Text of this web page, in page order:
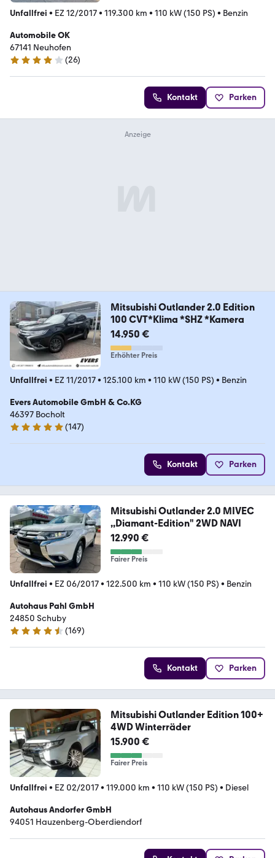
Unfallfrei • EZ 12/2017• 119.300 km • 110 kW (150 PS) • Benzin
Automobile OK
67141 Neuhofen
4 Sterne
(26)
Kontakt Parken
Mitsubishi Outlander 2.0 Edition
100 CVT*Klima *SHZ *Kamera
14.950 €
Erhöhter Preis
Unfallfrei • EZ 11/2017• 125.100 km • 110 kW (150 PS) • Benzin
Evers Automobile GmbH & Co.KG
46397 Bocholt
4.9 Sterne
(147)
Kontakt Parken
Mitsubishi Outlander 2.0 MIVEC
,,Diamant-Edition" 2WD NAVI
12.990 €
Fairer Preis
Unfallfrei • EZ 06/2017• 122.500 km • 110 kW (150 PS) • Benzin
Autohaus Pahl GmbH
24850 Schuby
4.4 Sterne
(169)
Kontakt Parken
Mitsubishi Outlander Edition 100+
4WD Winterräder
15.900 €
Fairer Preis
Unfallfrei • EZ 02/2017• 119.000 km • 110 kW (150 PS) • Diesel
Autohaus Andorfer GmbH
94051 Hauzenberg-Oberdiendorf